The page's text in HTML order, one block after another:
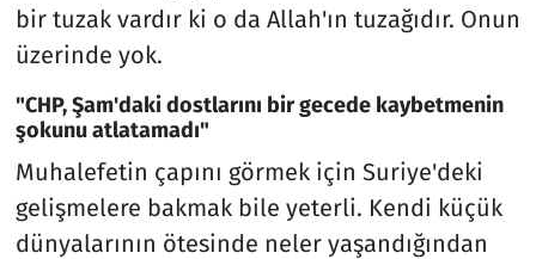
bir tuzak vardır ki o da Allah'ın tuzağıdır. Onun
üzerinde yok.
"CHP, Şam'daki dostlarını bir gecede kaybetmenin
şokunu atlatamadı"
Muhalefetin çapını görmek için Suriye'deki
gelişmelere bakmak bile yeterli. Kendi küçük
dünyalarının ötesinde neler yaşandığından